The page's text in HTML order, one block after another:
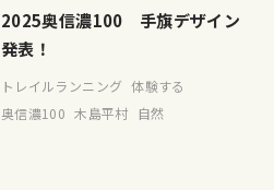
2025奥信濃100 手旗デザイン
発表！
トレイルランニング 体験する
奥信濃100 木島平村 自然